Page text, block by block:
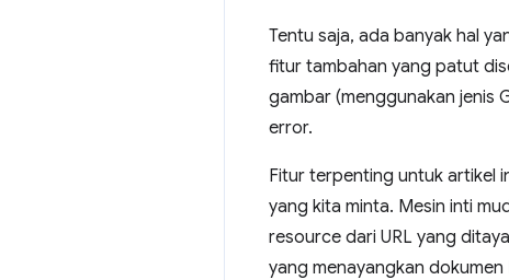
Tentu saja, ada banyak hal
fitur tambahan yang patut
gambar (menggunakan jenis
error.
Fitur terpenting untuk artikel
yang kita minta. Mesin inti
resource dari URL yang
yang menayangkan